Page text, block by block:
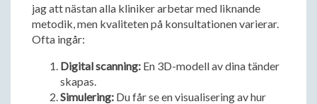
jag att nästan alla kliniker arbetar med liknande
metodik, men kvaliteten på konsultationen varierar.
Ofta ingår:
Digital scanning: En 3D-modell av dina tänder
skapas.
Simulering: Du får se en visualisering av hur